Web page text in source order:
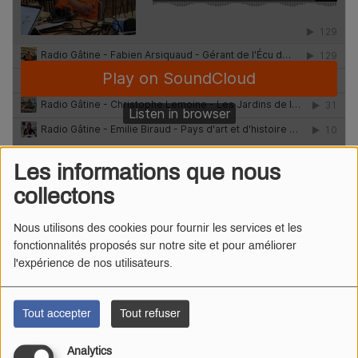
Les informations que nous
collectons
Nous utilisons des cookies pour fournir les services et les
fonctionnalités proposés sur notre site et pour améliorer
l'expérience de nos utilisateurs.
Tout accepter Tout refuser
Analytics
Première matinale délocalisée de la saison et pour
Catherine de Saint-Loup-Lamairé.